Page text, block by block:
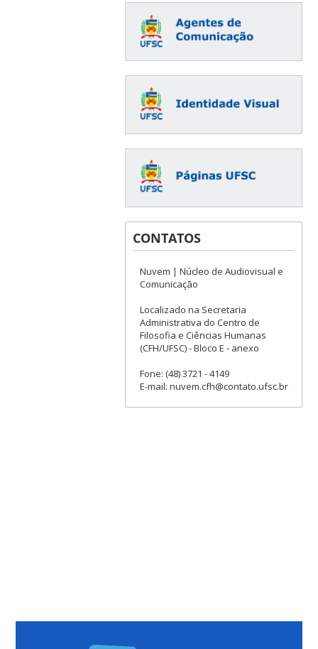
CONTATOS
Nuvem | Núcleo de Audiovisual e
Comunicação
Localizado na Secretaria
Administrativa do Centro de
Filosofia e Ciências Humanas
(CFH/UFSC) - Bloco E - anexo
Fone: (48) 3721 - 4149
E-mail: nuvem.cfh@contato.ufsc.br